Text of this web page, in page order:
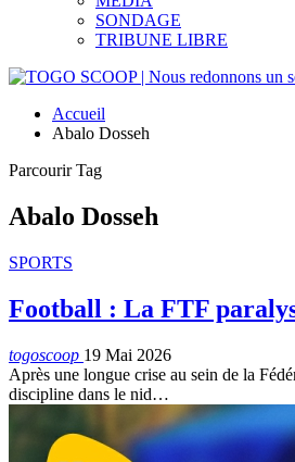
SONDAGE
TRIBUNE LIBRE
Accueil
Abalo Dosseh
Parcourir Tag
Abalo Dosseh
SPORTS
Football : La FTF
togoscoop 19 Mai 2026
Après une longue crise au sein de la
discipline dans le nid…